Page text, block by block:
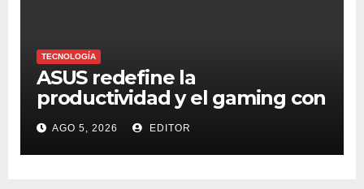
TECNOLOGÍA
ASUS redefine la
productividad y el gaming con
la experiencia Duo
AGO 5, 2026 EDITOR